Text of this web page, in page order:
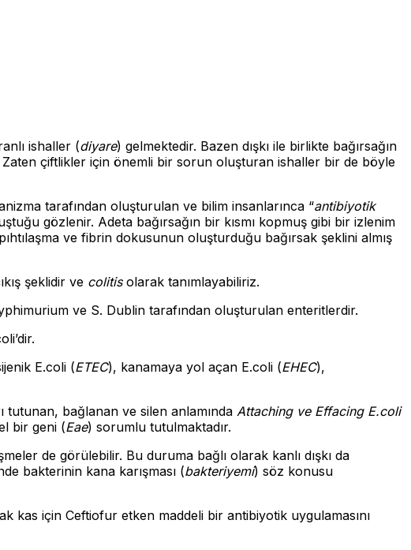
ishaller (diyare) gelmektedir. Bazen dışkı ile birlikte bağırsağın
Zaten çiftlikler için önemli bir sorun oluşturan ishaller bir de böyle
tarafından oluşturulan ve bilim insanlarınca “antibiyotik
gözlenir. Adeta bağırsağın bir kısmı kopmuş gibi bir izlenim
ve fibrin dokusunun oluşturduğu bağırsak şeklini almış
şeklidir ve colitisolarak tanımlayabiliriz.
ve S. Dublin tarafından oluşturulan enteritlerdir.
E.coli (ETEC), kanamaya yol açan E.coli (EHEC),
tutunan, bağlanan ve silen anlamında Attaching ve Effacing E.coli
bir geni (Eae) sorumlu tutulmaktadır.
de görülebilir. Bu duruma bağlı olarak kanlı dışkı da
bakterinin kana karışması (bakteriyemi) söz konusu
kas için Ceftiofur etken maddeli bir antibiyotik uygulamasını